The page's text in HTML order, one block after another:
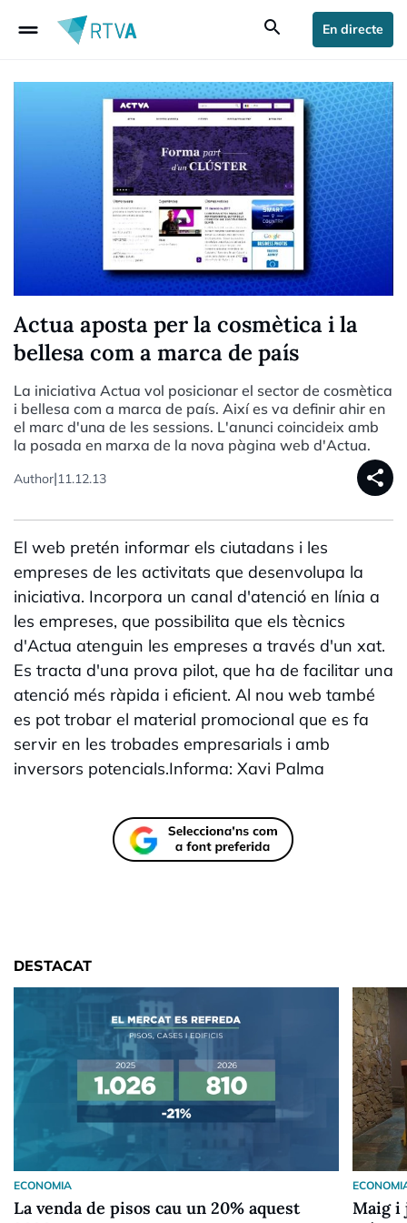
drag_handle search En directe
Actua aposta per la cosmètica i la
bellesa com a marca de país
La iniciativa Actua vol posicionar el sector de cosmètica
i bellesa com a marca de país. Així es va definir ahir en
el marc d'una de les sessions. L'anunci coincideix amb
la posada en marxa de la nova pàgina web d'Actua.
Author|11.12.13 share
El web pretén informar els ciutadans i les
empreses de les activitats que desenvolupa la
iniciativa. Incorpora un canal d'atenció en línia a
les empreses, que possibilita que els tècnics
d'Actua atenguin les empreses a través d'un xat.
Es tracta d'una prova pilot, que ha de facilitar una
atenció més ràpida i eficient. Al nou web també
es pot trobar el material promocional que es fa
servir en les trobades empresarials i amb
inversors potencials.Informa: Xavi Palma
DESTACAT
ECONOMIA
La venda de pisos cau un 20% aquest
Maig i